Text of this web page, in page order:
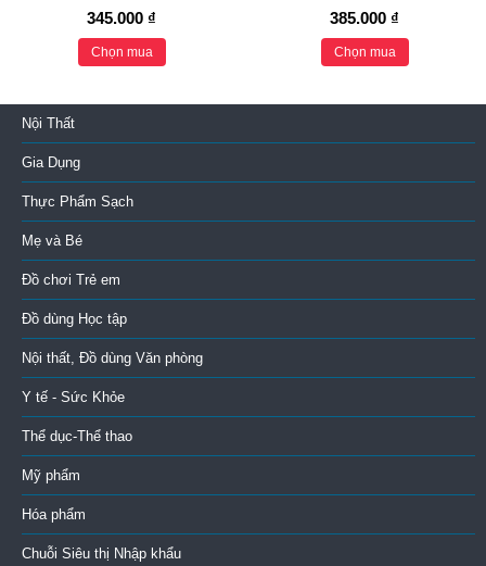
345.000 ₫
Chọn mua
385.000 ₫
Chọn mua
Nội Thất
Gia Dụng
Thực Phẩm Sạch
Mẹ và Bé
Đồ chơi Trẻ em
Đồ dùng Học tập
Nội thất, Đồ dùng Văn phòng
Y tế - Sức Khỏe
Thể dục-Thể thao
Mỹ phẩm
Hóa phẩm
Chuỗi Siêu thị Nhập khẩu